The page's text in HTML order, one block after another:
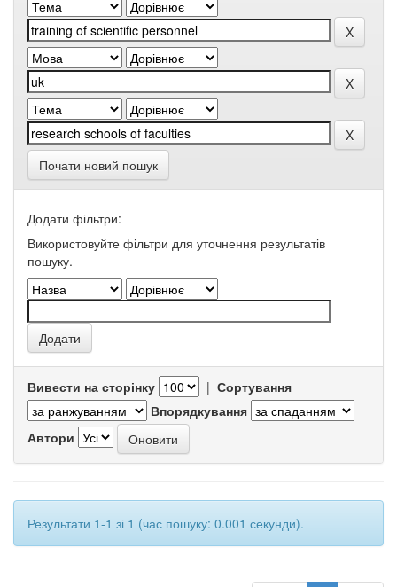
Почати новий пошук
Додати фільтри:
Використовуйте фільтри для уточнення результатів
пошуку.
Вивести на сторінку | Сортування
Впорядкування
Автори
Результати 1-1 зі 1 (час пошуку: 0.001 секунди).